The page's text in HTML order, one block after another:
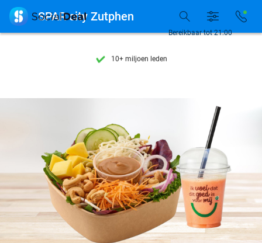
7 dagen per week beschikbaar
10+ miljoen leden
Bereikbaar tot 21:00
 SPAR city Zutphen